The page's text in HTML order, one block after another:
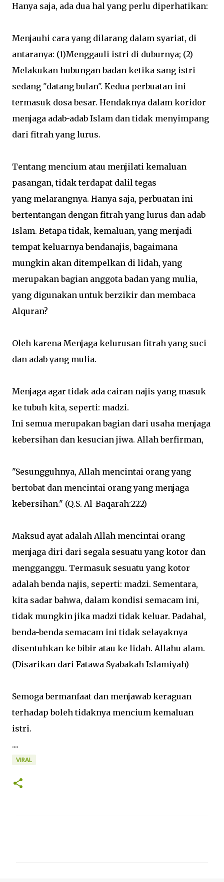
Hanya saja, ada dua hal yang perlu diperhatikan:
Menjauhi cara yang dilarang dalam syariat, di
antaranya: (1)Menggauli istri di duburnya; (2)
Melakukan hubungan badan ketika sang istri
sedang "datang bulan". Kedua perbuatan ini
termasuk dosa besar. Hendaknya dalam koridor
menjaga adab-adab Islam dan tidak menyimpang
dari fitrah yang lurus.
Tentang mencium atau menjilati kemaluan
pasangan, tidak terdapat dalil tegas
yang melarangnya. Hanya saja, perbuatan ini
bertentangan dengan fitrah yang lurus dan adab
Islam. Betapa tidak, kemaluan, yang menjadi
tempat keluarnya bendanajis, bagaimana
mungkin akan ditempelkan di lidah, yang
merupakan bagian anggota badan yang mulia,
yang digunakan untuk berzikir dan membaca
Alquran?
Oleh karena Menjaga kelurusan fitrah yang suci
dan adab yang mulia.
Menjaga agar tidak ada cairan najis yang masuk
ke tubuh kita, seperti: madzi.
Ini semua merupakan bagian dari usaha menjaga
kebersihan dan kesucian jiwa. Allah berfirman,
"Sesungguhnya, Allah mencintai orang yang
bertobat dan mencintai orang yang menjaga
kebersihan." (Q.S. Al-Baqarah:222)
Maksud ayat adalah Allah mencintai orang
menjaga diri dari segala sesuatu yang kotor dan
mengganggu. Termasuk sesuatu yang kotor
adalah benda najis, seperti: madzi. Sementara,
kita sadar bahwa, dalam kondisi semacam ini,
tidak mungkin jika madzi tidak keluar. Padahal,
benda-benda semacam ini tidak selayaknya
disentuhkan ke bibir atau ke lidah. Allahu alam.
(Disarikan dari Fatawa Syabakah Islamiyah)
Semoga bermanfaat dan menjawab keraguan
terhadap boleh tidaknya mencium kemaluan
istri.
....
VIRAL